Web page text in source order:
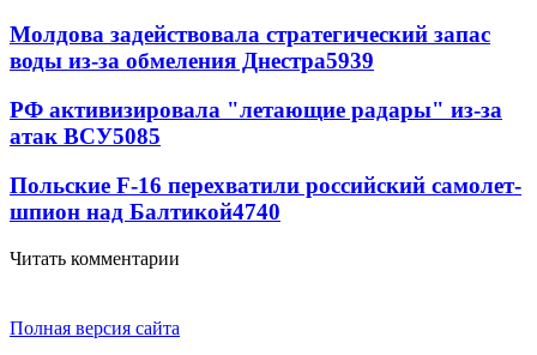
Молдова задействовала стратегический запас
воды из-за обмеления Днестра5939
РФ активизировала "летающие радары" из-за
атак ВСУ5085
Польские F-16 перехватили российский самолет-
шпион над Балтикой4740
Читать комментарии
Полная версия сайта